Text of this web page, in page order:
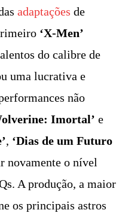
adaptações de
‘X-Men’
do calibre de
uma lucrativa e
não
Imortal’ e
, ‘Dias de um Futuro
novamente o nível
A produção, a maior
os principais astros